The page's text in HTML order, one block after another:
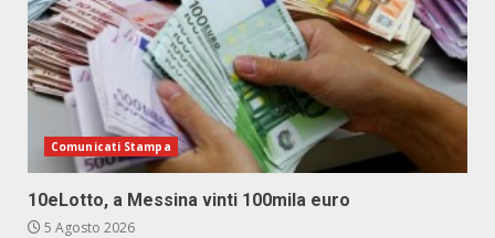
Comunicati Stampa
10eLotto, a Messina vinti 100mila euro
5 Agosto 2026